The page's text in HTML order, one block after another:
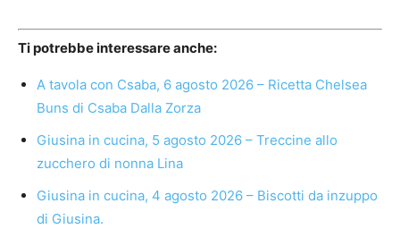
Ti potrebbe interessare anche:
A tavola con Csaba, 6 agosto 2026 – Ricetta Chelsea
Buns di Csaba Dalla Zorza
Giusina in cucina, 5 agosto 2026 – Treccine allo
zucchero di nonna Lina
Giusina in cucina, 4 agosto 2026 – Biscotti da inzuppo
di Giusina.